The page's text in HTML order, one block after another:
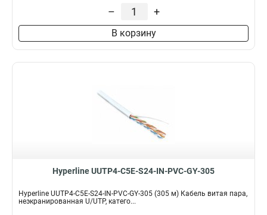
– +
В корзину
Hyperline UUTP4-C5E-S24-IN-PVC-GY-305
Hyperline UUTP4-C5E-S24-IN-PVC-GY-305 (305 м) Кабель витая пара,
неэкранированная U/UTP, катего...